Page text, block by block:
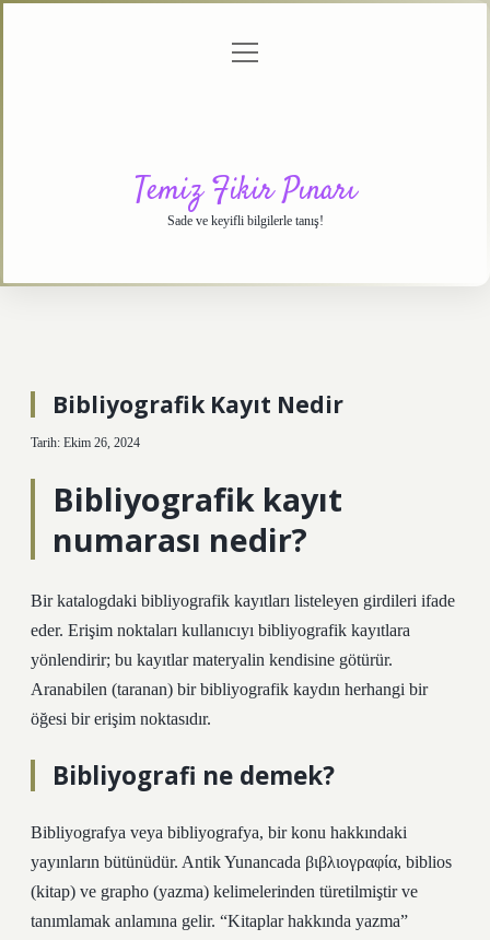
menüyü
Temiz Fikir Pınarı
Sade ve keyifli bilgilerle tanış!
Bibliyografik Kayıt Nedir
Tarih: Ekim 26, 2024
Bibliyografik kayıt
numarası nedir?
Bir katalogdaki bibliyografik kayıtları listeleyen girdileri ifade
eder. Erişim noktaları kullanıcıyı bibliyografik kayıtlara
yönlendirir; bu kayıtlar materyalin kendisine götürür.
Aranabilen (taranan) bir bibliyografik kaydın herhangi bir
öğesi bir erişim noktasıdır.
Bibliyografi ne demek?
Bibliyografya veya bibliyografya, bir konu hakkındaki
yayınların bütünüdür. Antik Yunancada βιβλιογραφία, biblios
(kitap) ve grapho (yazma) kelimelerinden türetilmiştir ve
tanımlamak anlamına gelir. “Kitaplar hakkında yazma”